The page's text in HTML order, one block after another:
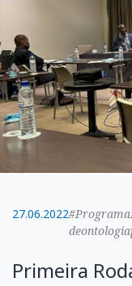
27.06.2022
Primeira